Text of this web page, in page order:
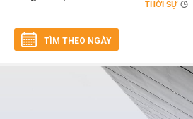
THỜI SỰ
TÌM THEO NGÀY